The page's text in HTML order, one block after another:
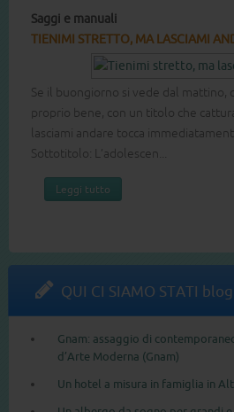
e manuali
STRETTO, MA LASCIAMI ANDARE
il buongiorno si vede dal mattino,
bene, con un titolo che cattura.
andare tocca immediatamente le
L’adolescen...
Leggi tutto
QUI CI SIAMO STATI blog
Gnam: assaggio di
d’Arte Moderna (Gnam)
Un hotel a misura in famiglia in